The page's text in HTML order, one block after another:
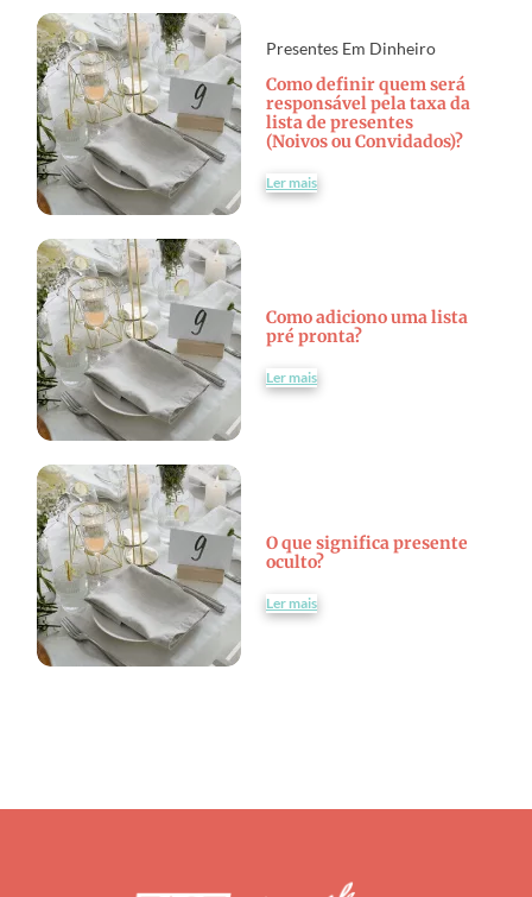
Presentes Em Dinheiro
Como definir quem será
responsável pela taxa da
lista de presentes
(Noivos ou Convidados)?
Ler mais
Como adiciono uma lista
pré pronta?
Ler mais
O que significa presente
oculto?
Ler mais